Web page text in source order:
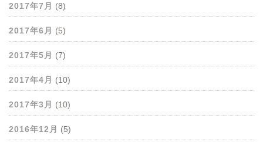
2017年7月 (8)
2017年6月 (5)
2017年5月 (7)
2017年4月 (10)
2017年3月 (10)
2016年12月 (5)